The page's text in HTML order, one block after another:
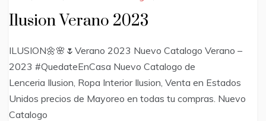
Ilusion Verano 2023
ILUSION🌼🌸🌷Verano 2023 Nuevo Catalogo Verano –
2023 #QuedateEnCasa Nuevo Catalogo de
Lenceria Ilusion, Ropa Interior Ilusion, Venta en Estados
Unidos precios de Mayoreo en todas tu compras. Nuevo
Catalogo